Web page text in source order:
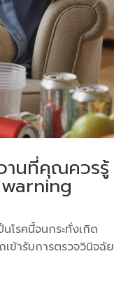
านที่คุณควรรู้
นโรคนี้จนกระทั่งเกิด
ข้ารับการตรวจวินิจฉัย